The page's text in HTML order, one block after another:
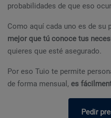
probabilidades de que eso
Como aquí cada uno es de su
mejor que tú conoce tus
quieres que esté asegurado.
Por eso Tuio te permite
de forma mensual, es
Pedir